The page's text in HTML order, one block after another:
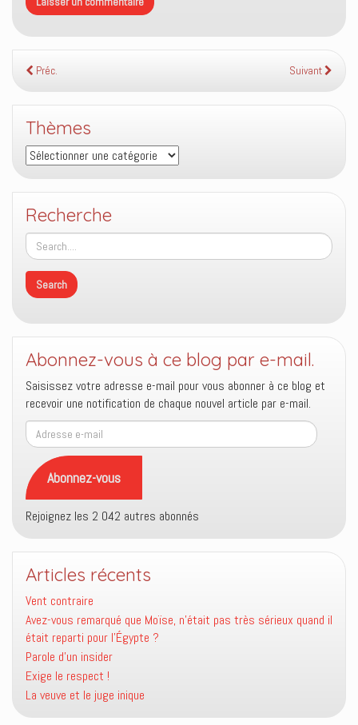
Préc. Suivant
Thèmes
Thèmes
Recherche
Abonnez-vous à ce blog par e-mail.
Saisissez votre adresse e-mail pour vous abonner à ce blog et
recevoir une notification de chaque nouvel article par e-mail.
Adresse
e-
mail
Abonnez-vous
Rejoignez les 2 042 autres abonnés
Articles récents
Vent contraire
Avez-vous remarqué que Moïse, n’était pas très sérieux quand il
était reparti pour l’Égypte ?
Parole d’un insider
Exige le respect !
La veuve et le juge inique